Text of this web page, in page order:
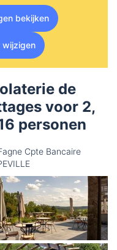
bekijken
wijzigen
de
voor 2,
personen
Cpte Bancaire